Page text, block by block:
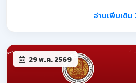
อ่านเพิ่มเติม
29 พ.ค. 2569